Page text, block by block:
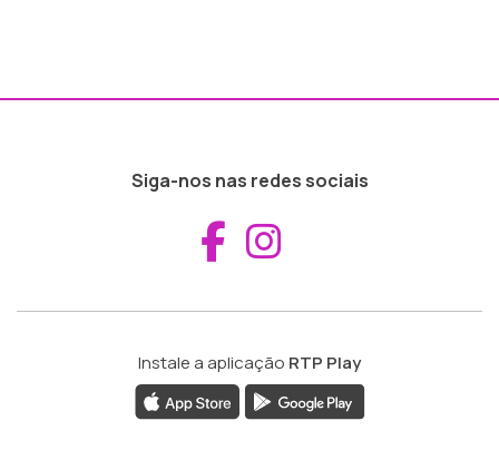
Siga-nos nas redes sociais
Aceder ao
Instale a aplicação RTP Play